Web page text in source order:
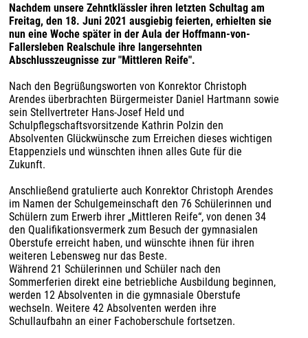
Nachdem unsere Zehntklässler ihren letzten Schultag am
Freitag, den 18. Juni 2021 ausgiebig feierten, erhielten sie
nun eine Woche später in der Aula der Hoffmann-von-
Fallersleben Realschule ihre langersehnten
Abschlusszeugnisse zur "Mittleren Reife".
Nach den Begrüßungsworten von Konrektor Christoph
Arendes überbrachten Bürgermeister Daniel Hartmann sowie
sein Stellvertreter Hans-Josef Held und
Schulpflegschaftsvorsitzende Kathrin Polzin den
Absolventen Glückwünsche zum Erreichen dieses wichtigen
Etappenziels und wünschten ihnen alles Gute für die
Zukunft.
Anschließend gratulierte auch Konrektor Christoph Arendes
im Namen der Schulgemeinschaft den 76 Schülerinnen und
Schülern zum Erwerb ihrer „Mittleren Reife“, von denen 34
den Qualifikationsvermerk zum Besuch der gymnasialen
Oberstufe erreicht haben, und wünschte ihnen für ihren
weiteren Lebensweg nur das Beste.
Während 21 Schülerinnen und Schüler nach den
Sommerferien direkt eine betriebliche Ausbildung beginnen,
werden 12 Absolventen in die gymnasiale Oberstufe
wechseln. Weitere 42 Absolventen werden ihre
Schullaufbahn an einer Fachoberschule fortsetzen.